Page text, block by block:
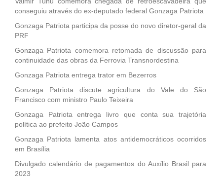
conseguiu através do ex-deputado federal Gonzaga Patriota
Gonzaga Patriota participa da posse do novo diretor-geral da
PRF
Gonzaga Patriota comemora retomada de discussão para
continuidade das obras da Ferrovia Transnordestina
Gonzaga Patriota entrega trator em Bezerros
Gonzaga Patriota discute agricultura do Vale do São
Francisco com ministro Paulo Teixeira
Gonzaga Patriota entrega livro que conta sua trajetória
política ao prefeito João Campos
Gonzaga Patriota lamenta atos antidemocráticos ocorridos
em Brasília
Divulgado calendário de pagamentos do Auxílio Brasil para
2023